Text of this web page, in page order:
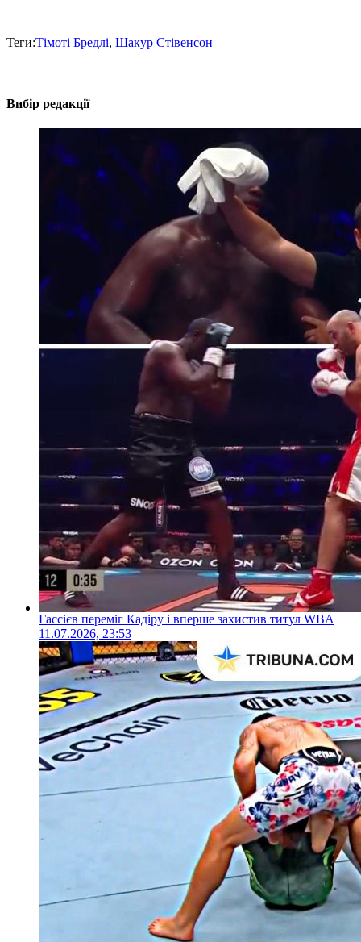
Теги:Тімоті Бредлі, Шакур Стівенсон
Вибір редакції
Гассієв переміг Кадіру і вперше захистив титул WBA
11.07.2026, 23:53